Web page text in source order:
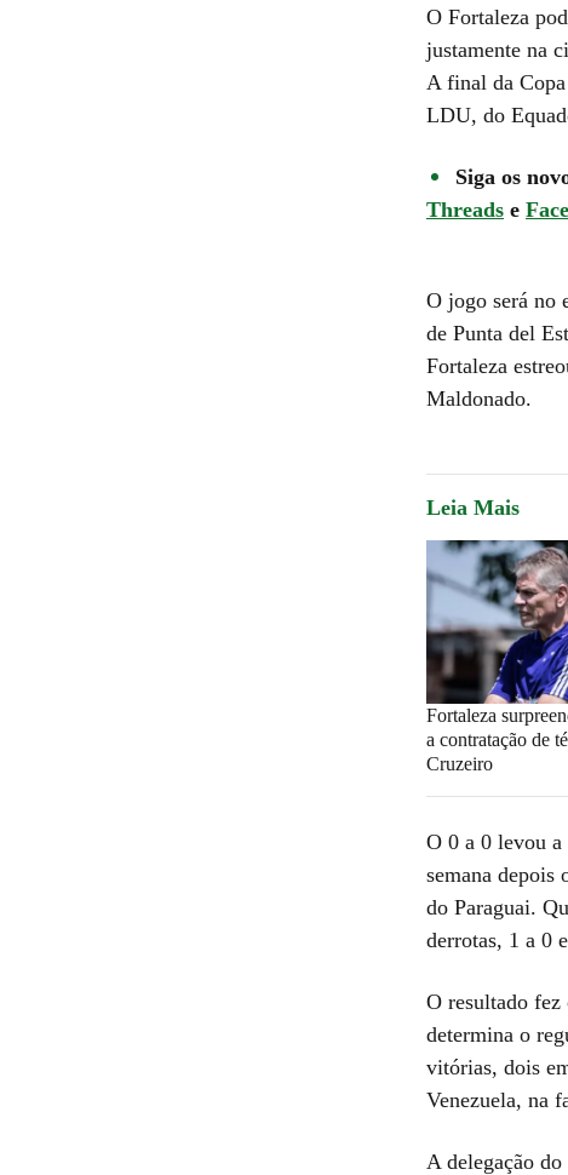
O Fortaleza
justamente na
A final da
LDU, do
Siga os
Threads e
O jogo será no
de Punta del
Fortaleza
Maldonado.
Leia Mais
Fortaleza
a contratação de
Cruzeiro
O 0 a 0 levou a
semana depois
do Paraguai.
derrotas, 1 a 0
O resultado
determina o
vitórias, dois
Venezuela, na
A delegação